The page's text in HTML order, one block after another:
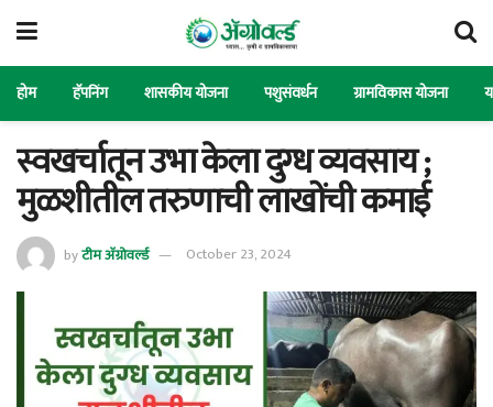
होम हॅपनिंग शासकीय योजना पशुसंवर्धन ग्रामविकास योजना
स्वखर्चातून उभा केला दुग्ध व्यवसाय ;
मुळशीतील तरुणाची लाखोंची कमाई
byटीम ॲग्रोवर्ल्ड October 23, 2024